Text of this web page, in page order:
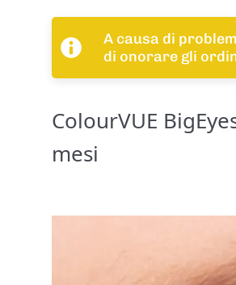
A causa di
di onorare gli
ColourVUE
mesi